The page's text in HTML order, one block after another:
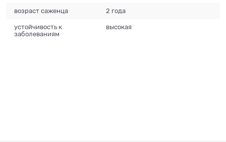
возраст саженца 2 года
устойчивость к
заболеваниям
высокая